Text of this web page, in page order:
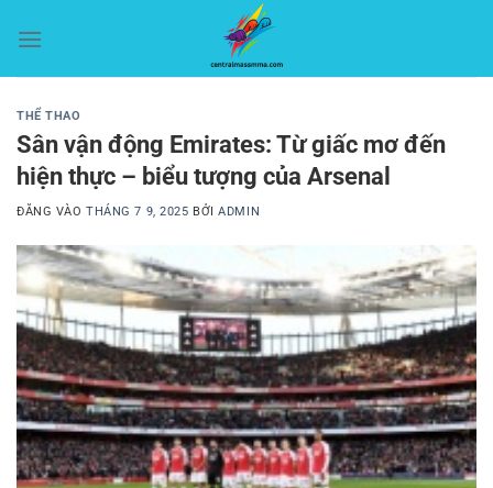
qua
THỂ THAO
Sân vận động Emirates: Từ giấc mơ đến
hiện thực – biểu tượng của Arsenal
ĐĂNG VÀOTHÁNG 7 9, 2025 BỞIADMIN